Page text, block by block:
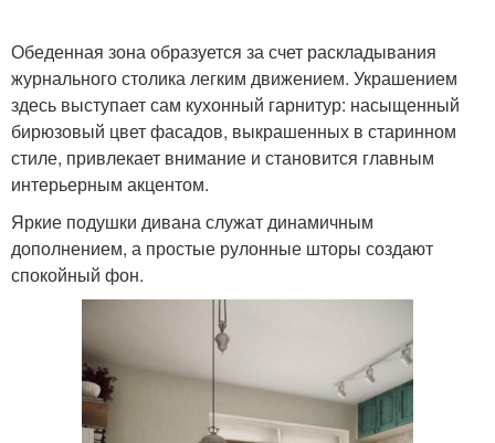
Обеденная зона образуется за счет раскладывания
журнального столика легким движением. Украшением
здесь выступает сам кухонный гарнитур: насыщенный
бирюзовый цвет фасадов, выкрашенных в старинном
стиле, привлекает внимание и становится главным
интерьерным акцентом.
Яркие подушки дивана служат динамичным
дополнением, а простые рулонные шторы создают
спокойный фон.